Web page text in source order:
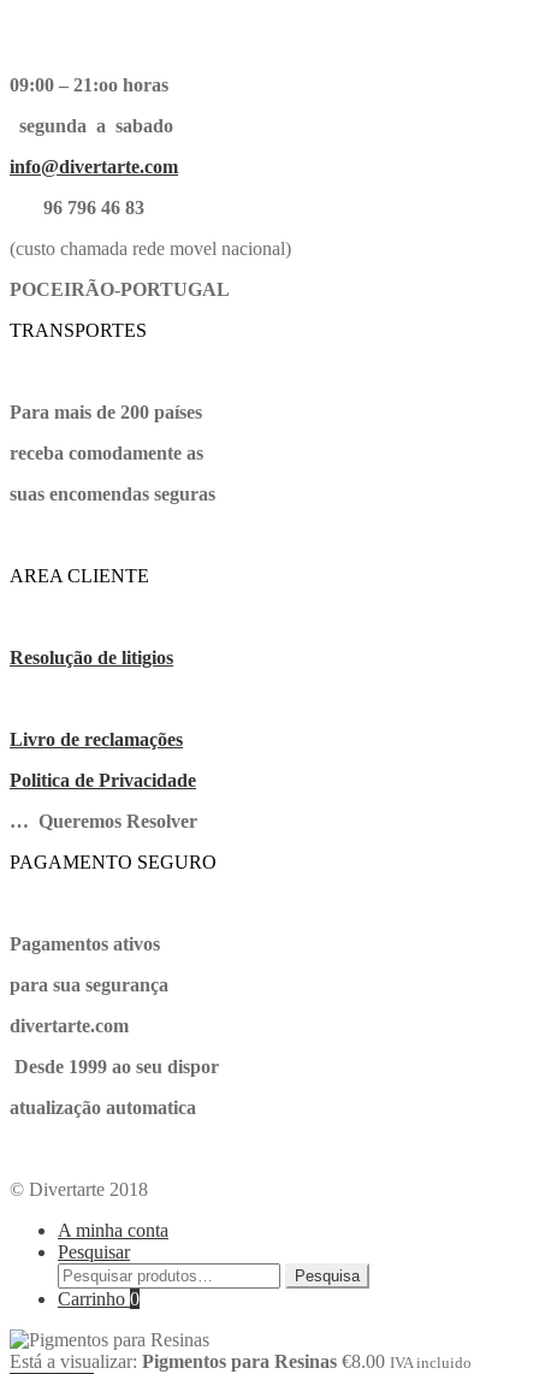
09:00 – 21:oo horas
segunda a sabado
info@divertarte.com
96 796 46 83
(custo chamada rede movel nacional)
POCEIRÃO-PORTUGAL
TRANSPORTES
Para mais de 200 países
receba comodamente as
suas encomendas seguras
AREA CLIENTE
Resolução de litigios
Livro de reclamações
Politica de Privacidade
… Queremos Resolver
PAGAMENTO SEGURO
Pagamentos ativos
para sua segurança
divertarte.com
Desde 1999 ao seu dispor
atualização automatica
© Divertarte 2018
A minha conta
Pesquisar
Pesquisa
Carrinho 0
Está a visualizar: Pigmentos para Resinas €8.00 IVA incluido